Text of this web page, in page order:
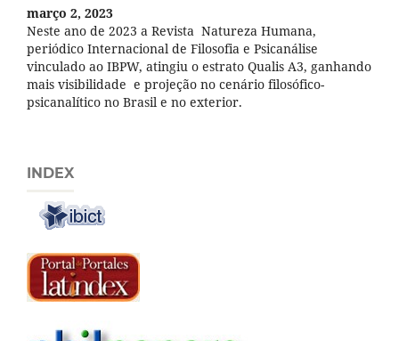
março 2, 2023
Neste ano de 2023 a Revista Natureza Humana,
periódico Internacional de Filosofia e Psicanálise
vinculado ao IBPW, atingiu o estrato Qualis A3, ganhando
mais visibilidade e projeção no cenário filosófico-
psicanalítico no Brasil e no exterior.
INDEX